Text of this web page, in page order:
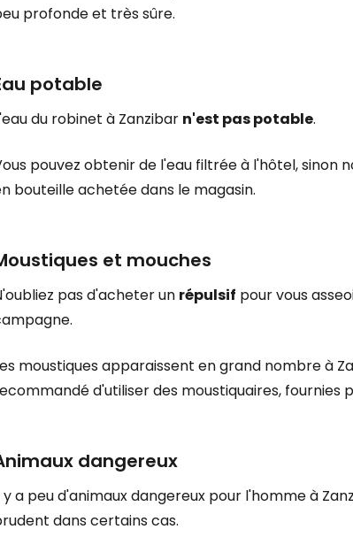
profonde et très sûre.
potable
du robinet à Zanzibar n'est pas potable.
pouvez obtenir de l'eau filtrée à l'hôtel, sinon
bouteille achetée dans le magasin.
et mouches
pas d'acheter un répulsif pour vous
moustiques apparaissent en grand nombre à
d'utiliser des moustiquaires, fournies
dangereux
y a peu d'animaux dangereux pour l'homme à
dans certains cas.
Se
... la communauté mondiale